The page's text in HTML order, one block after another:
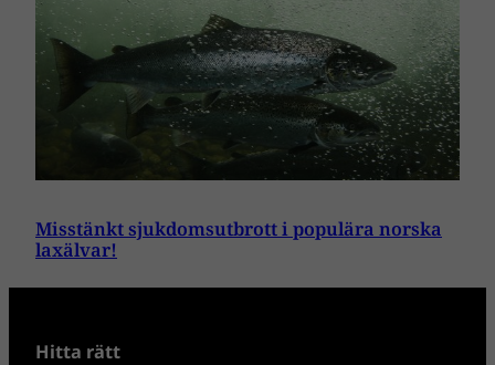
Misstänkt sjukdomsutbrott i populära norska
laxälvar!
Hitta rätt